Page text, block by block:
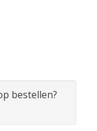
bestellen?